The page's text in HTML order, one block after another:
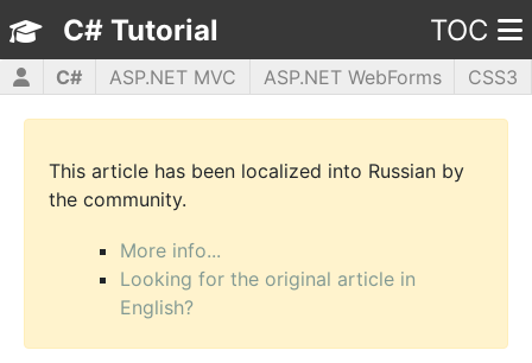
C# Tutorial TOC
C# ASP.NET MVC ASP.NET WebForms
CSS3
HTML5
JavaScript jQuery PHP5 WPF
This article has been localized into Russian by
the community.
More info...
Looking for the original article in
English?